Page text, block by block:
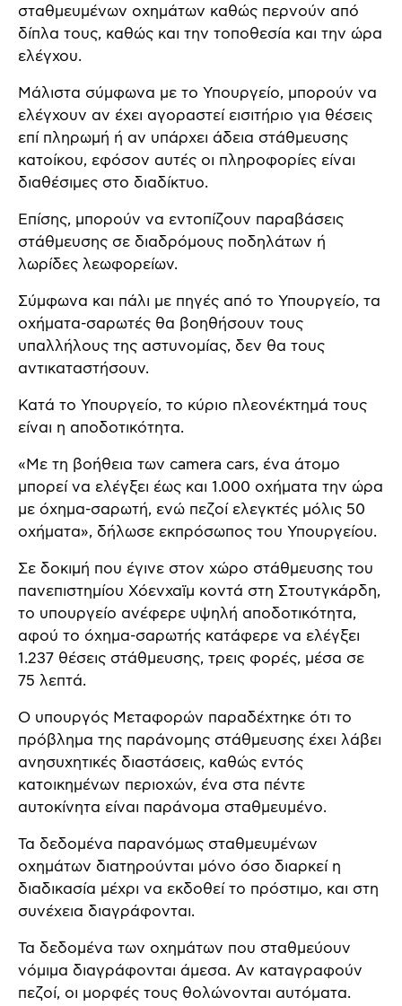
σταθμευμένων οχημάτων καθώς περνούν από
δίπλα τους, καθώς και την τοποθεσία και την ώρα
ελέγχου.
Μάλιστα σύμφωνα με το Υπουργείο, μπορούν να
ελέγχουν αν έχει αγοραστεί εισιτήριο για θέσεις
επί πληρωμή ή αν υπάρχει άδεια στάθμευσης
κατοίκου, εφόσον αυτές οι πληροφορίες είναι
διαθέσιμες στο διαδίκτυο.
Επίσης, μπορούν να εντοπίζουν παραβάσεις
στάθμευσης σε διαδρόμους ποδηλάτων ή
λωρίδες λεωφορείων.
Σύμφωνα και πάλι με πηγές από το Υπουργείο, τα
οχήματα-σαρωτές θα βοηθήσουν τους
υπαλλήλους της αστυνομίας, δεν θα τους
αντικαταστήσουν.
Κατά το Υπουργείο, το κύριο πλεονέκτημά τους
είναι η αποδοτικότητα.
«Με τη βοήθεια των camera cars, ένα άτομο
μπορεί να ελέγξει έως και 1.000 οχήματα την ώρα
με όχημα-σαρωτή, ενώ πεζοί ελεγκτές μόλις 50
οχήματα», δήλωσε εκπρόσωπος του Υπουργείου.
Σε δοκιμή που έγινε στον χώρο στάθμευσης του
πανεπιστημίου Χόενχαϊμ κοντά στη Στουτγκάρδη,
το υπουργείο ανέφερε υψηλή αποδοτικότητα,
αφού το όχημα-σαρωτής κατάφερε να ελέγξει
1.237 θέσεις στάθμευσης, τρεις φορές, μέσα σε
75 λεπτά.
Ο υπουργός Μεταφορών παραδέχτηκε ότι το
πρόβλημα της παράνομης στάθμευσης έχει λάβει
ανησυχητικές διαστάσεις, καθώς εντός
κατοικημένων περιοχών, ένα στα πέντε
αυτοκίνητα είναι παράνομα σταθμευμένο.
Τα δεδομένα παρανόμως σταθμευμένων
οχημάτων διατηρούνται μόνο όσο διαρκεί η
διαδικασία μέχρι να εκδοθεί το πρόστιμο, και στη
συνέχεια διαγράφονται.
Τα δεδομένα των οχημάτων που σταθμεύουν
νόμιμα διαγράφονται άμεσα. Αν καταγραφούν
πεζοί, οι μορφές τους θολώνονται αυτόματα.